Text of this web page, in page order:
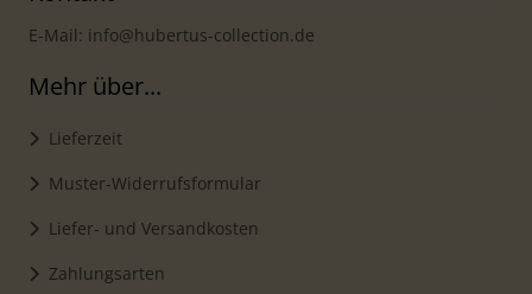
E-Mail: info@hubertus-collection.de
Mehr über...
Lieferzeit
Muster-Widerrufsformular
Liefer- und Versandkosten
Zahlungsarten